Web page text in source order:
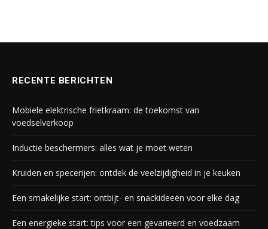
RECENTE BERICHTEN
Mobiele elektrische frietkraam: de toekomst van
voedselverkoop
Inductie beschermers: alles wat je moet weten
Kruiden en specerijen: ontdek de veelzijdigheid in je keuken
Een smakelijke start: ontbijt- en snackideeën voor elke dag
Een energieke start: tips voor een gevarieerd en voedzaam